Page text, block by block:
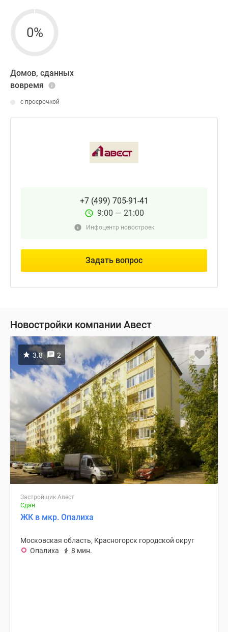
0%
Домов, сданных
вовремя
с просрочкой
+7 (499) 705-91-41
9:00 — 21:00
Инфоцентр новостроек
Задать вопрос
Новостройки компании Авест
3.8 2
Застройщик Авест
Сдан
ЖК в мкр. Опалиха
Московская область, Красногорск городской округ
Опалиха
8 мин.